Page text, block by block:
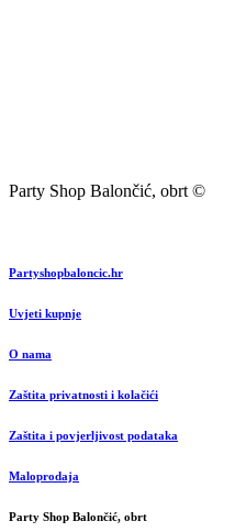
Party Shop Balončić, obrt ©
Partyshopbaloncic.hr
Uvjeti kupnje
O nama
Zaštita privatnosti i kolačići
Zaštita i povjerljivost podataka
Maloprodaja
Party Shop Balončić, obrt